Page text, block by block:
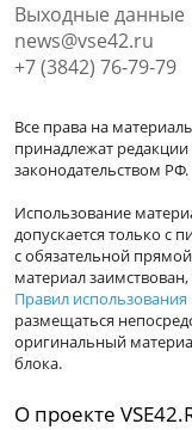
Выходные данные
news@vse42.ru
+7 (3842) 76-79-79
Все права на
принадлежат редакции
законодательством РФ.
Использование
допускается только с
с обязательной
материал
Правил
размещаться
оригинальный
блока.
О проекте